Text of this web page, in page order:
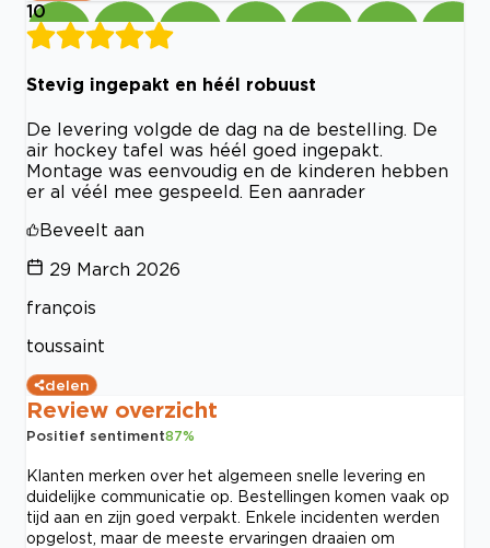
10
Stevig ingepakt en héél robuust
De levering volgde de dag na de bestelling. De
air hockey tafel was héél goed ingepakt.
Montage was eenvoudig en de kinderen hebben
er al véél mee gespeeld. Een aanrader
Beveelt aan
29 March 2026
françois
toussaint
delen
Review overzicht
Positief sentiment87%
Klanten merken over het algemeen snelle levering en
duidelijke communicatie op. Bestellingen komen vaak op
tijd aan en zijn goed verpakt. Enkele incidenten werden
opgelost, maar de meeste ervaringen draaien om